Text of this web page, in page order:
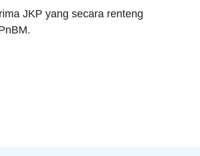
JKP yang secara renteng